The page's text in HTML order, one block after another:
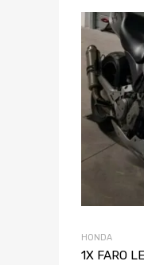
HONDA
1X FARO